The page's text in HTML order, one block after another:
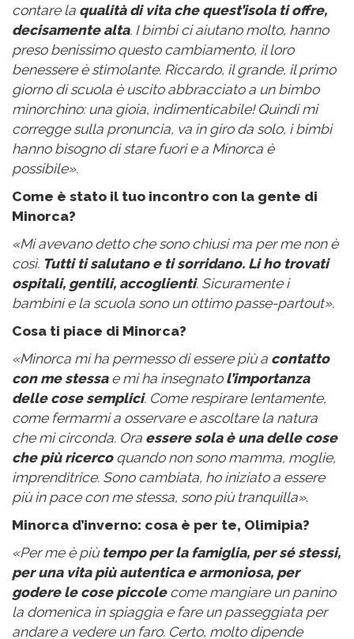
contare la qualità di vita che quest’isola ti offre,
decisamente alta. I bimbi ci aiutano molto, hanno
preso benissimo questo cambiamento, il loro
benessere è stimolante. Riccardo, il grande, il primo
giorno di scuola è uscito abbracciato a un bimbo
minorchino: una gioia, indimenticabile! Quindi mi
corregge sulla pronuncia, va in giro da solo, i bimbi
hanno bisogno di stare fuori e a Minorca è
possibile».
Come è stato il tuo incontro con la gente di
Minorca?
«Mi avevano detto che sono chiusi ma per me non è
così. Tutti ti salutano e ti sorridano. Li ho trovati
ospitali, gentili, accoglienti. Sicuramente i
bambini e la scuola sono un ottimo passe-partout».
Cosa ti piace di Minorca?
«Minorca mi ha permesso di essere più a contatto
con me stessae mi ha insegnato l’importanza
delle cose semplici. Come respirare lentamente,
come fermarmi a osservare e ascoltare la natura
che mi circonda. Ora essere sola è una delle cose
che più ricercoquando non sono mamma, moglie,
imprenditrice. Sono cambiata, ho iniziato a essere
più in pace con me stessa, sono più tranquilla».
Minorca d’inverno: cosa è per te, Olimipia?
«Per me è più tempo per la famiglia, per sé stessi,
per una vita più autentica e armoniosa, per
godere le cose piccolecome mangiare un panino
la domenica in spiaggia e fare un passeggiata per
andare a vedere un faro. Certo, molto dipende